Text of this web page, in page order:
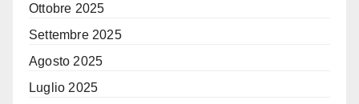
Ottobre 2025
Settembre 2025
Agosto 2025
Luglio 2025